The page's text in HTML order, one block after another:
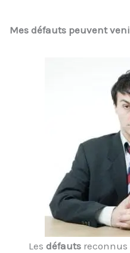
Mes défauts peuvent
Les défautsreconnus